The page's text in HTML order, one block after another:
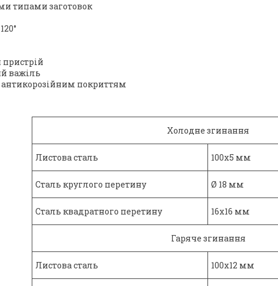
типами заготовок
важіль
антикорозійним покриттям
Холодне згинання
Листова сталь 100х5 мм
Сталь круглого перетину Ø 18 мм
Сталь квадратного перетину 16х16 мм
Гаряче згинання
Листова сталь 100х12 мм